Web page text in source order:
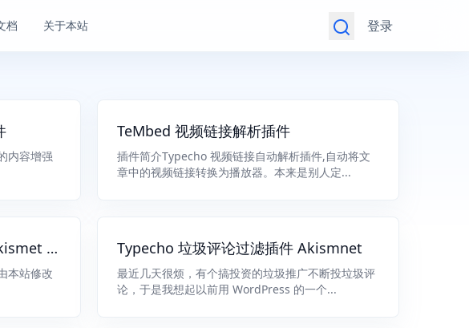
档 关于本站 登录
内容增强
TeMbed 视频链接解析插件
插件简介Typecho 视频链接自动解析插件,自动将文
章中的视频链接转换为播放器。本来是别人定...
的
本站修改
Typecho 垃圾评论过滤插件 Akismnet
最近几天很烦，有个搞投资的垃圾推广不断投垃圾评
论，于是我想起以前用 WordPress 的一个...